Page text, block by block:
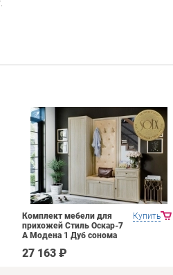
Купить
Комплект мебели для
прихожей Стиль Оскар-7
А Модена 1 Дуб сонома
27 163 ₽